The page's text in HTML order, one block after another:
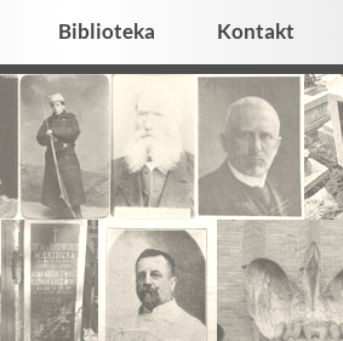
Biblioteka Kontakt